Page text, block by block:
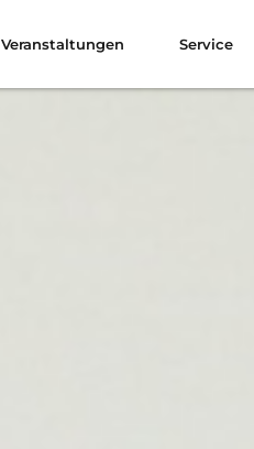
Veranstaltungen Service